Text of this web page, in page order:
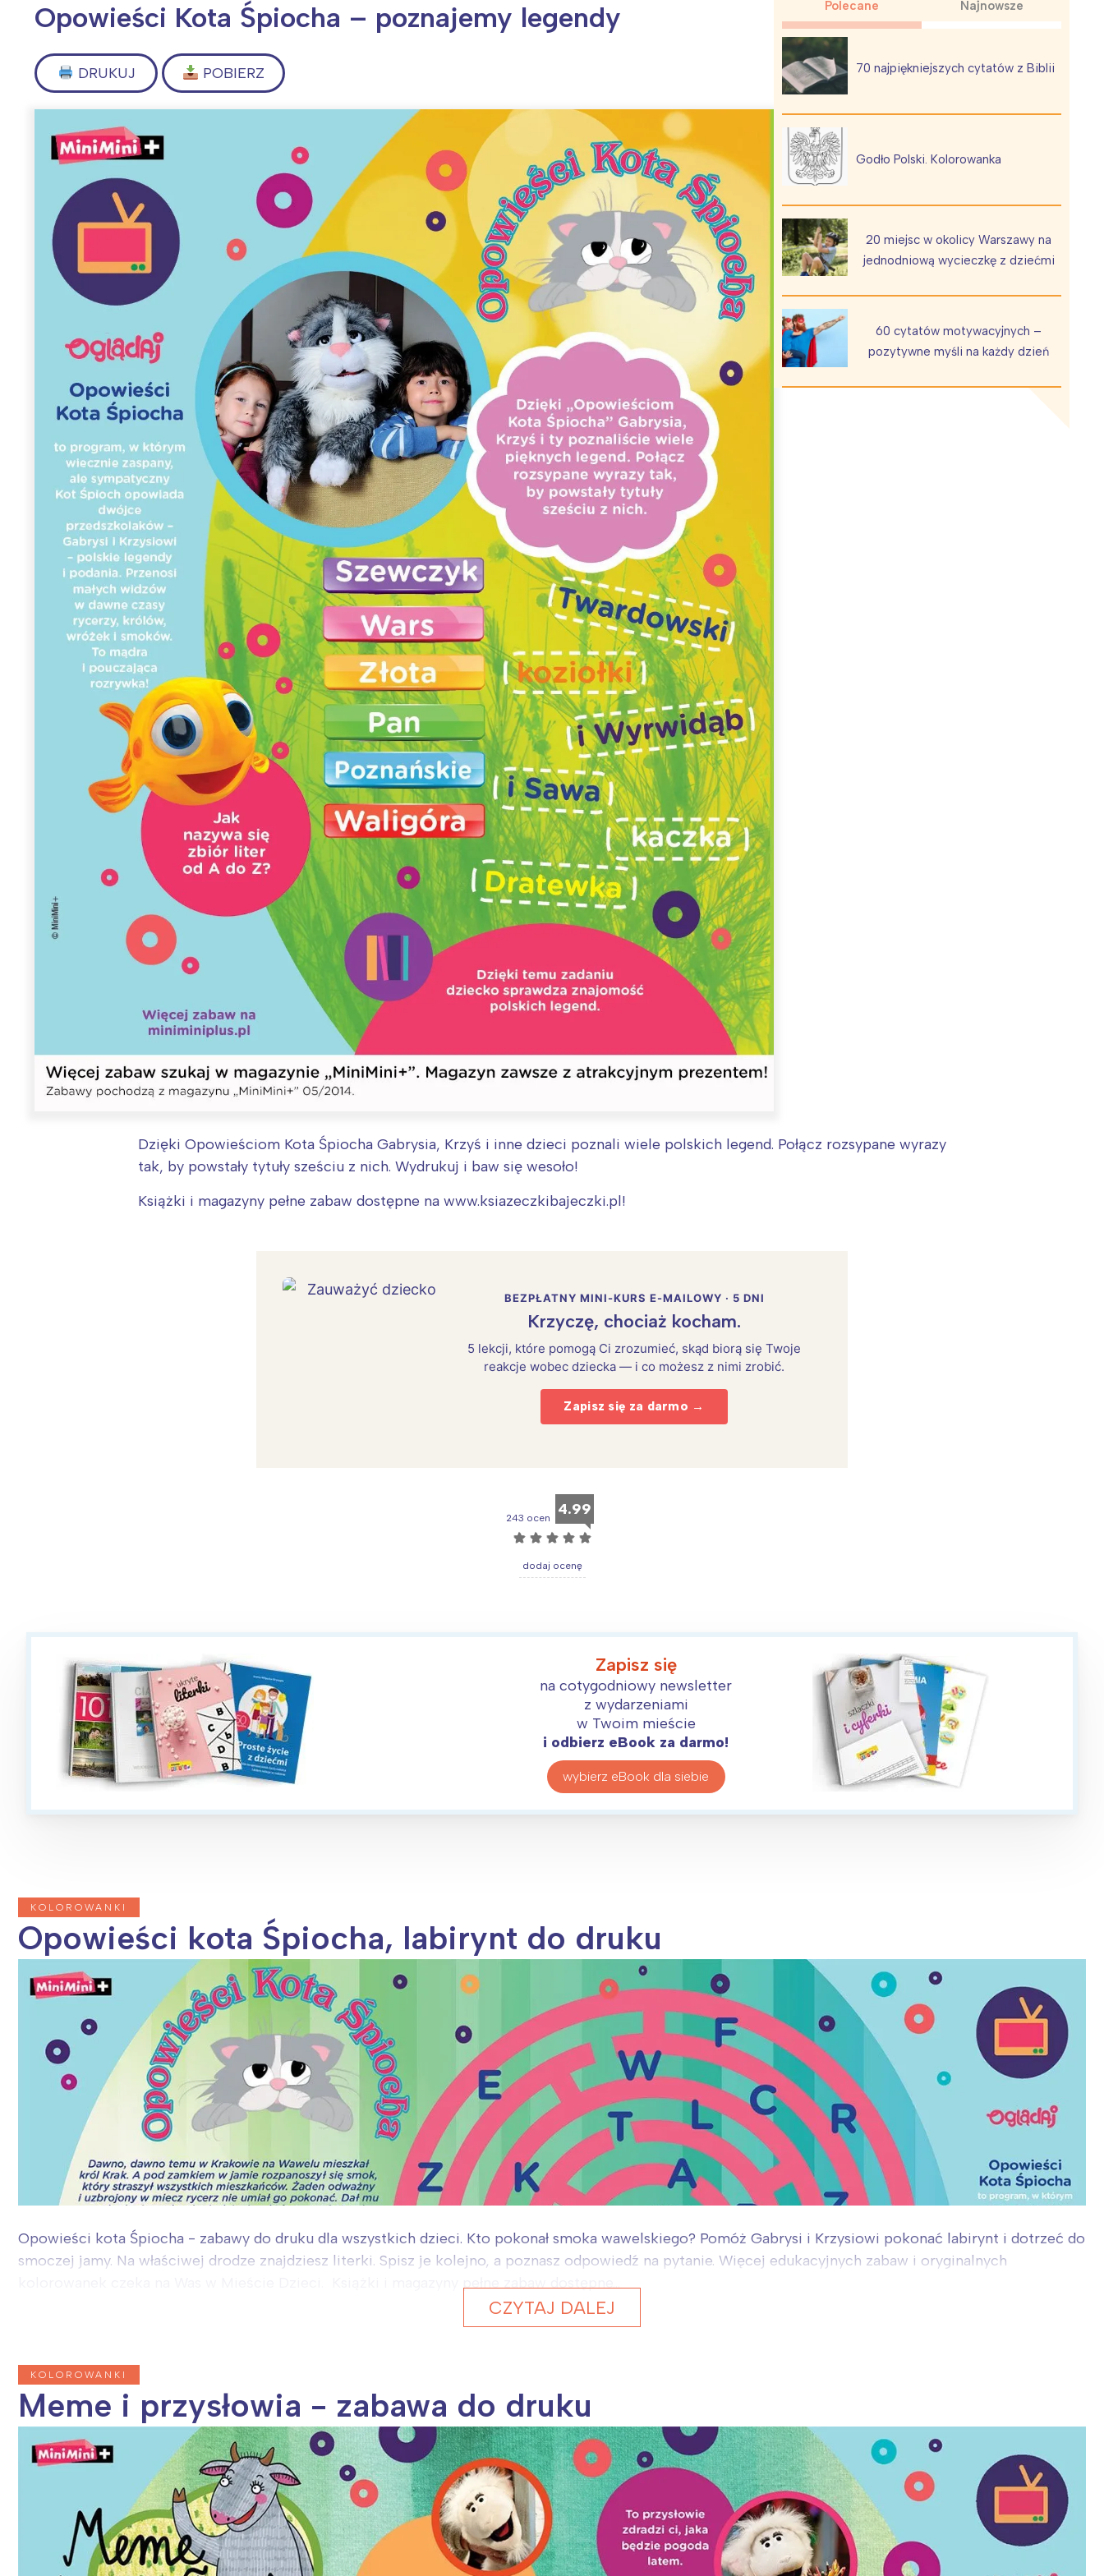
Opowieści Kota Śpiocha – poznajemy legendy
DRUKUJ POBIERZ
Polecane Najnowsze
70 najpiękniejszych cytatów z Biblii
Godło Polski. Kolorowanka
20 miejsc w okolicy Warszawy na
jednodniową wycieczkę z dziećmi
60 cytatów motywacyjnych –
pozytywne myśli na każdy dzień
Dzięki Opowieściom Kota Śpiocha Gabrysia, Krzyś i inne dzieci poznali wiele polskich legend. Połącz rozsypane wyrazy
tak, by powstały tytuły sześciu z nich. Wydrukuj i baw się wesoło!
Książki i magazyny pełne zabaw dostępne na www.ksiazeczkibajeczki.pl!
BEZPŁATNY MINI-KURS E-MAILOWY · 5 DNI
Krzyczę, chociaż kocham.
5 lekcji, które pomogą Ci zrozumieć, skąd biorą się Twoje
reakcje wobec dziecka — i co możesz z nimi zrobić.
Zapisz się za darmo →
243 ocen 4.99
☆ ☆ ☆ ☆ ☆
dodaj ocenę
Zapisz się
na cotygodniowy newsletter
z wydarzeniami
w Twoim mieście
i odbierz eBook za darmo!
wybierz eBook dla siebie
KOLOROWANKI
Opowieści kota Śpiocha, labirynt do druku
Opowieści kota Śpiocha - zabawy do druku dla wszystkich dzieci. Kto pokonał smoka wawelskiego? Pomóż Gabrysi i Krzysiowi pokonać labirynt i dotrzeć do
smoczej jamy. Na właściwej drodze znajdziesz literki. Spisz je kolejno, a poznasz odpowiedź na pytanie. Więcej edukacyjnych zabaw i oryginalnych
CZYTAJ DALEJ
KOLOROWANKI
Meme i przysłowia - zabawa do druku
Interesują mnie wydarzenia z tego regionu:
Śląsk
Północ
Wszystkie
Wybieram